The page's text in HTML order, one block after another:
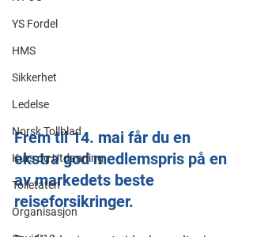
YS Fordel
HMS
Sikkerhet
Ledelse
Norsk Tollblad
Kurs og Utdanning
Tolletaten
Organisasjon
Frem til 14. mai får du en
ekstra god medlemspris på en
av markedets beste
reiseforsikringer.